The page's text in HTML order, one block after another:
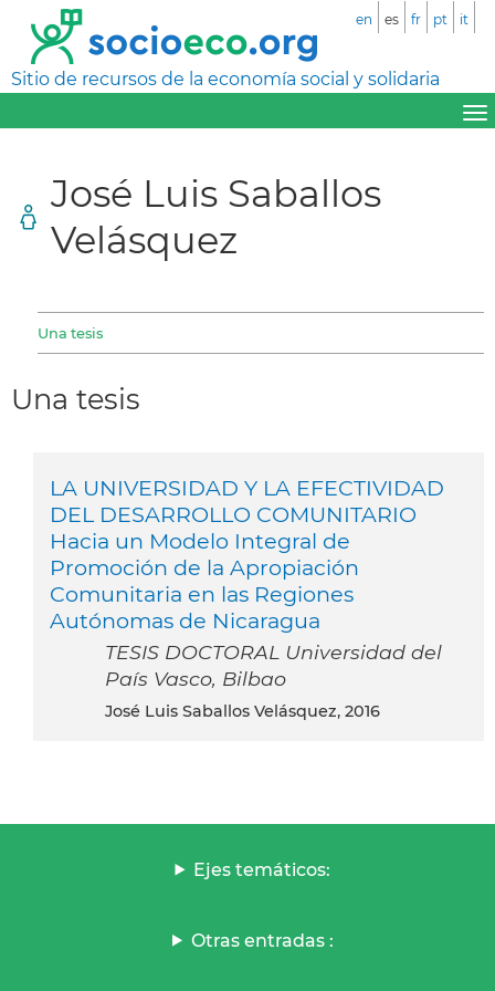
Sitio de recursos de la economía social y solidaria
en es fr pt it
José Luis Saballos
Velásquez
Una tesis
Una tesis
LA UNIVERSIDAD Y LA EFECTIVIDAD
DEL DESARROLLO COMUNITARIO
Hacia un Modelo Integral de
Promoción de la Apropiación
Comunitaria en las Regiones
Autónomas de Nicaragua
TESIS DOCTORAL Universidad del
País Vasco, Bilbao
José Luis Saballos Velásquez, 2016
Ejes temáticos:
Otras entradas :